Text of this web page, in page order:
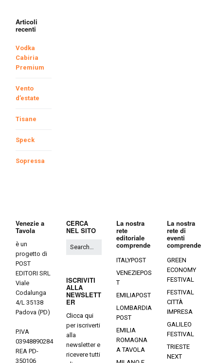
Articoli
recenti
Vodka
Cabiria
Premium
Vento
d’estate
Tisane
Speck
Sopressa
Venezie a
Tavola
è un
progetto di
POST
EDITORI SRL
Viale
Codalunga
4/L 35138
Padova (PD)
P.IVA
03948890284
REA PD-
350106
CERCA
NEL SITO
ISCRIVITI
ALLA
NEWSLETT
ER
Clicca qui
per iscriverti
alla
newsletter e
ricevere tutti
La nostra
rete
editoriale
comprende
ITALYPOST
VENEZIEPOS
T
EMILIAPOST
LOMBARDIA
POST
EMILIA
ROMAGNA
A TAVOLA
La nostra
rete di
eventi
comprende
GREEN
ECONOMY
FESTIVAL
FESTIVAL
CITTÀ
IMPRESA
GALILEO
FESTIVAL
TRIESTE
NEXT